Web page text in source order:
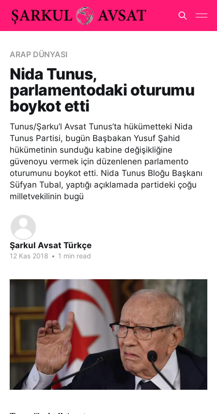
ARAP DÜNYASI
Nida Tunus,
parlamentodaki oturumu
boykot etti
Tunus/Şarku’l Avsat Tunus’ta hükümetteki Nida
Tunus Partisi, bugün Başbakan Yusuf Şahid
hükümetinin sunduğu kabine değişikliğine
güvenoyu vermek için düzenlenen parlamento
oturumunu boykot etti. Nida Tunus Bloğu Başkanı
Süfyan Tubal, yaptığı açıklamada partideki çoğu
milletvekilinin bugü
Şarkul Avsat Türkçe
12 Kas 2018 • 1 min read